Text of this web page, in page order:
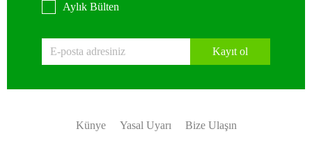
Aylık Bülten
Kayıt ol
Künye Yasal Uyarı Bize Ulaşın